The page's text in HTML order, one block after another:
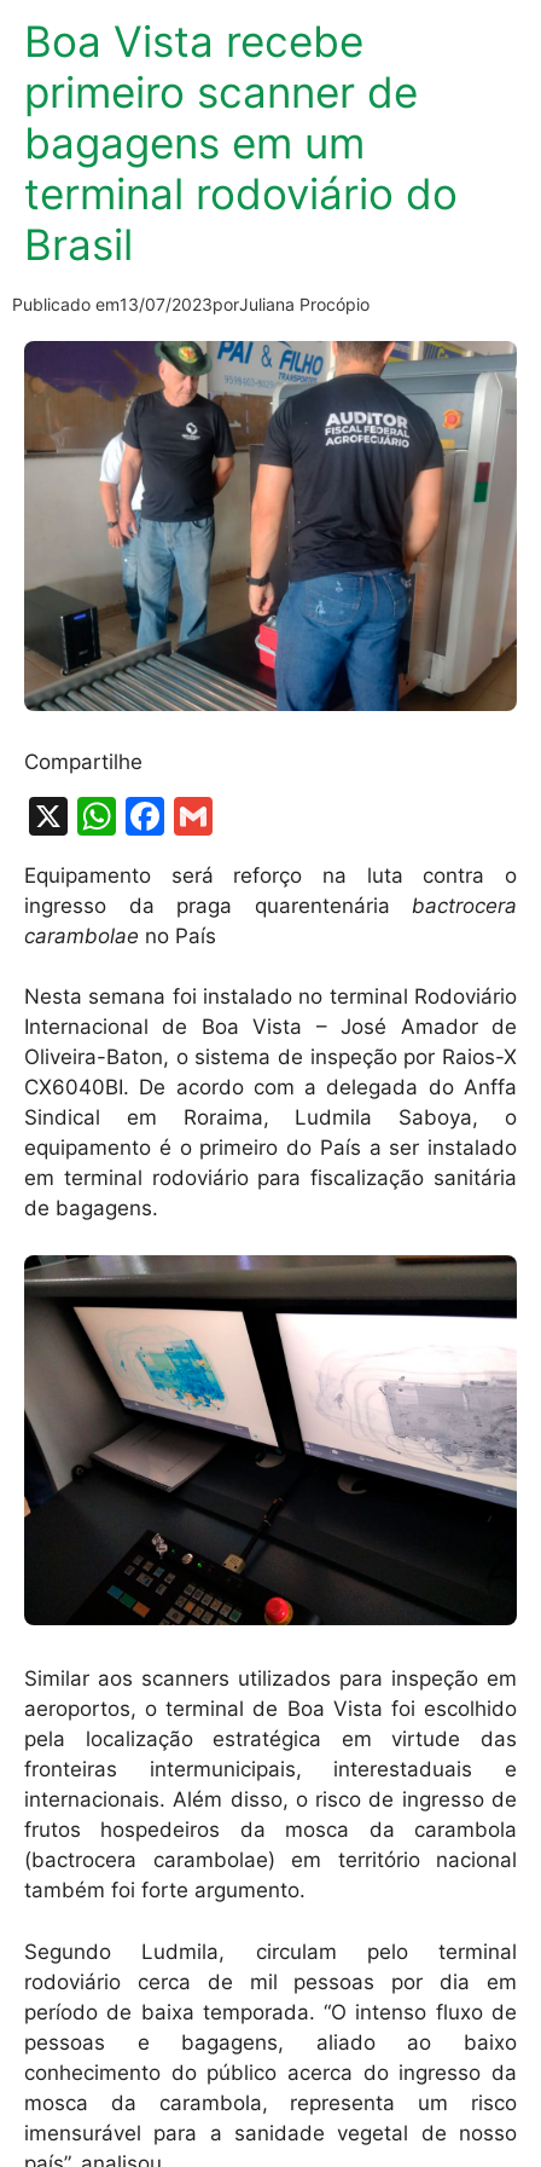
Boa Vista recebe
primeiro scanner de
bagagens em um
terminal rodoviário do
Brasil
Publicado em13/07/2023porJuliana Procópio
Compartilhe
X
W
at
s
p
p
F
c
e
o
o
k
ai
l
Equipamento será reforço na luta contra o
ingresso da praga quarentenária bactrocera
carambolae no País
Nesta semana foi instalado no terminal Rodoviário
Internacional de Boa Vista – José Amador de
Oliveira-Baton, o sistema de inspeção por Raios-X
CX6040BI. De acordo com a delegada do Anffa
Sindical em Roraima, Ludmila Saboya, o
equipamento é o primeiro do País a ser instalado
em terminal rodoviário para fiscalização sanitária
de bagagens.
Similar aos scanners utilizados para inspeção em
aeroportos, o terminal de Boa Vista foi escolhido
pela localização estratégica em virtude das
fronteiras intermunicipais, interestaduais e
internacionais. Além disso, o risco de ingresso de
frutos hospedeiros da mosca da carambola
(bactrocera carambolae) em território nacional
também foi forte argumento.
Segundo Ludmila, circulam pelo terminal
rodoviário cerca de mil pessoas por dia em
período de baixa temporada. “O intenso fluxo de
pessoas e bagagens, aliado ao baixo
conhecimento do público acerca do ingresso da
mosca da carambola, representa um risco
imensurável para a sanidade vegetal de nosso